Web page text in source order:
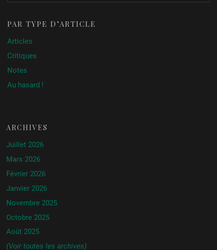
PAR TYPE D’ARTICLE
Articles
Critiques
Notes
Au hasard !
ARCHIVES
Juillet 2026
Mars 2026
Février 2026
Janvier 2026
Novembre 2025
Octobre 2025
Août 2025
(Voir toutes les archives)